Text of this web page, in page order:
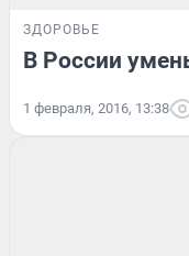
ЗДОРОВЬЕ
В России
1 февраля, 2016, 13:38